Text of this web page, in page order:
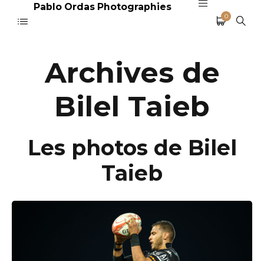
Pablo Ordas Photographies
0
Archives de
Bilel Taieb
Les photos de Bilel
Taieb